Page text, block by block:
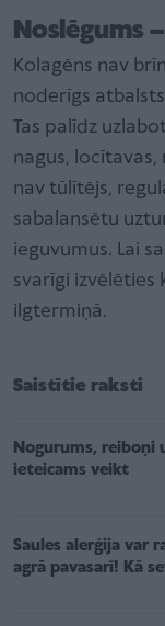
Noslēgums
Kolagēns nav
noderīgs
Tas palīdz
nagus, locītavas,
nav tūlītējs,
sabalansētu
ieguvumus. Lai
svarīgi
ilgtermiņā.
Saistītie raksti
Nogurums, reiboņi
ieteicams veikt
Saules alerģija var
agrā pavasarī! Kā